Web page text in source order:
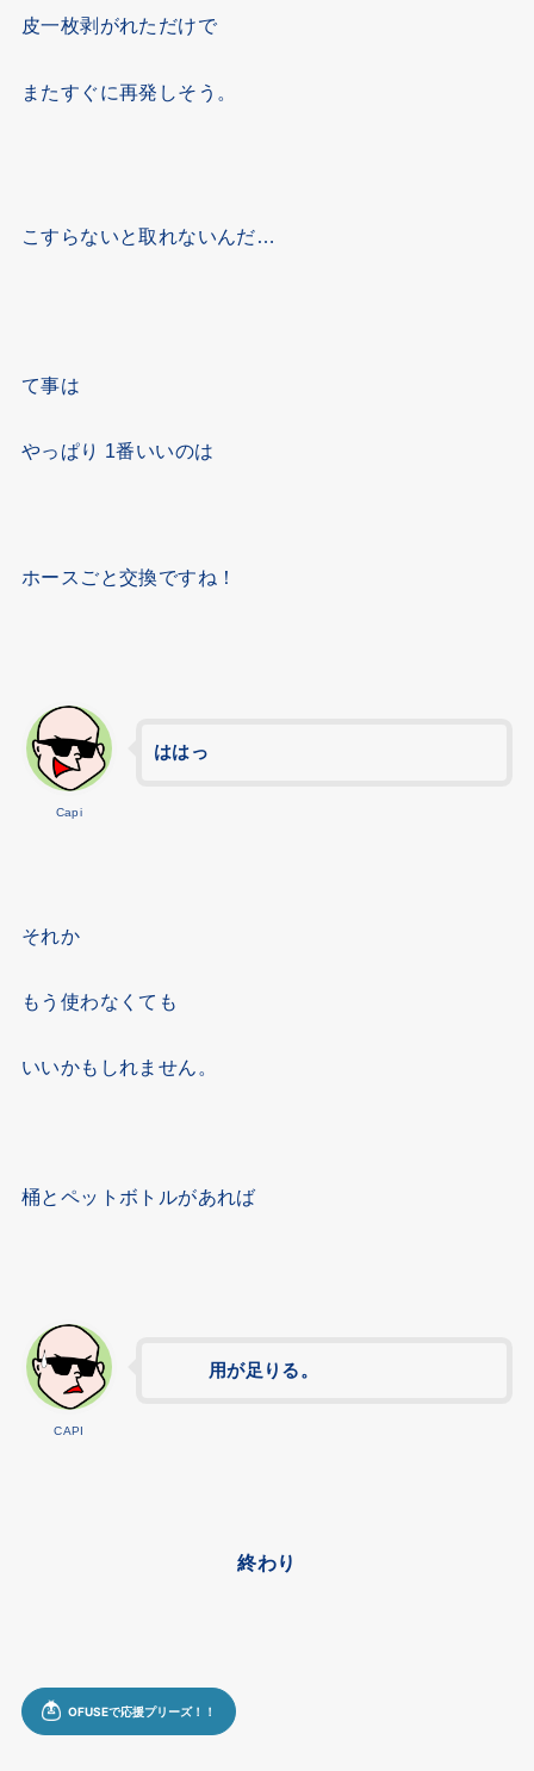
皮一枚剥がれただけで
またすぐに再発しそう。
こすらないと取れないんだ…
て事は
やっぱり 1番いいのは
ホースごと交換ですね！
Capi
ははっ
それか
もう使わなくても
いいかもしれません。
桶とペットボトルがあれば
CAPI
用が足りる。
終わり